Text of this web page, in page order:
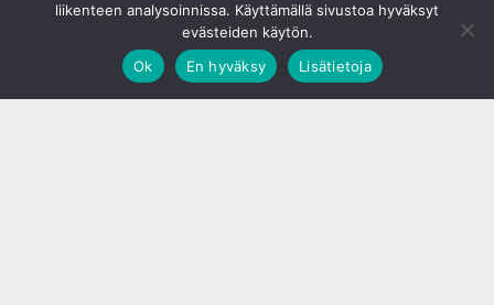
liikenteen analysoinnissa. Käyttämällä sivustoa hyväksyt
evästeiden käytön.
Ok
En hyväksy Lisätietoja